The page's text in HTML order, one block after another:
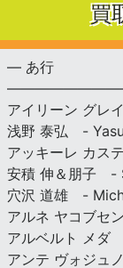
買
— あ行
アイリーン グレ
浅野 泰弘 -
アッキーレ カス
安積 伸＆朋子 -
穴沢 道雄 -
アルネ ヤコブ
アルベルト メ
アンテ ヴォジュ